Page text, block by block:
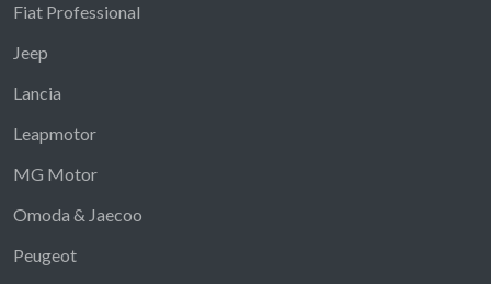
Fiat Professional
Jeep
Lancia
Leapmotor
MG Motor
Omoda & Jaecoo
Peugeot